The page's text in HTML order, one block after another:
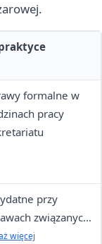
formalne w
pracy
przy
związanych
więcej